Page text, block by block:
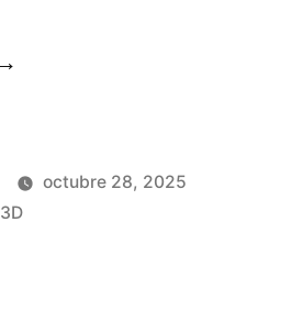
octubre 28, 2025
Etiquetas:
3D